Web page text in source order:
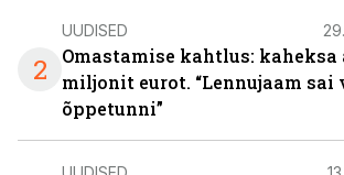
2
UUDISED
Omastamise kahtlus: kaheksa
miljonit eurot. “Lennujaam sai
õppetunni”